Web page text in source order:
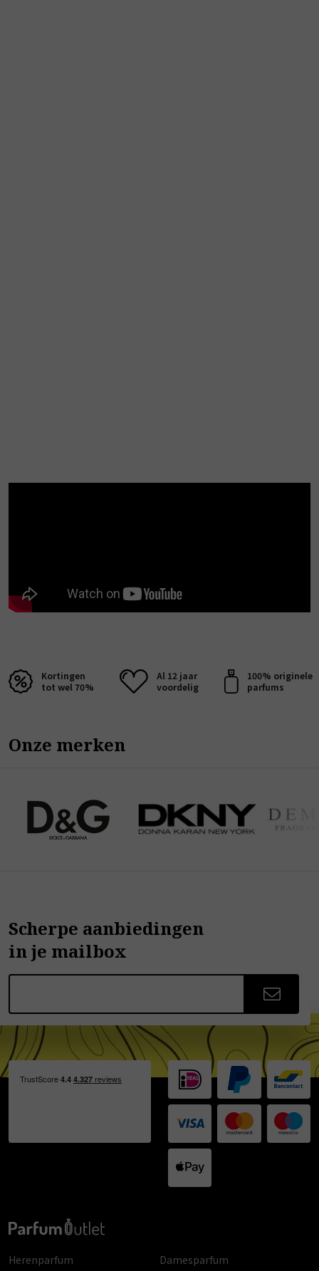
Kortingen
tot wel 70%
Al 12 jaar
voordelig
100% originele
parfums
Onze merken
Scherpe aanbiedingen
in je mailbox
Herenparfum Damesparfum